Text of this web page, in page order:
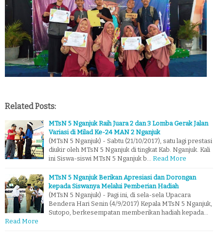
Related Posts:
MTsN 5 Nganjuk Raih Juara 2 dan 3 Lomba Gerak Jalan
Variasi di Milad Ke-24 MAN 2 Nganjuk
(MTsN 5 Nganjuk) - Sabtu (21/10/2017), satu lagi prestasi
diukir oleh MTsN 5 Nganjuk di tingkat Kab. Nganjuk. Kali
ini Siswa-siswi MTsN 5 Nganjuk b… Read More
MTsN 5 Nganjuk Berikan Apresiasi dan Dorongan
kepada Siswanya Melalui Pemberian Hadiah
(MTsN 5 Nganjuk) - Pagi ini, di sela-sela Upacara
Bendera Hari Senin (4/9/2017) Kepala MTsN 5 Nganjuk,
Sutopo, berkesempatan memberikan hadiah kepada…
Read More